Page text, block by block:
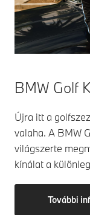
BMW Golf
Újra itt a
valaha. A BMW
világszerte
kínálat a
További